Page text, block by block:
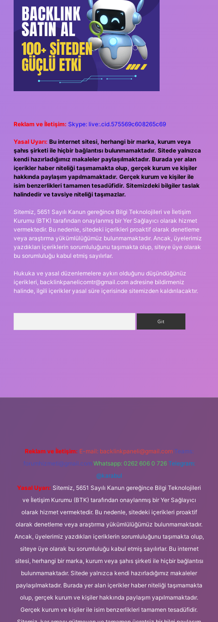
Reklam ve İletişim: Skype: live:.cid.575569c608265c69
Yasal Uyarı: Bu internet sitesi, herhangi bir marka, kurum veya
şahıs şirketi ile hiçbir bağlantısı bulunmamaktadır. Sitede yalnızca
kendi hazırladığımız makaleler paylaşılmaktadır. Burada yer alan
içerikler haber niteliği taşımamakta olup, gerçek kurum ve kişiler
hakkında paylaşım yapılmamaktadır. Gerçek kurum ve kişiler ile
isim benzerlikleri tamamen tesadüfidir. Sitemizdeki bilgiler taslak
halindedir ve tavsiye niteliği taşımazlar.
Sitemiz, 5651 Sayılı Kanun gereğince Bilgi Teknolojileri ve İletişim
Kurumu (BTK) tarafından onaylanmış bir Yer Sağlayıcı olarak hizmet
vermektedir. Bu nedenle, sitedeki içerikleri proaktif olarak denetleme
veya araştırma yükümlülüğümüz bulunmamaktadır. Ancak, üyelerimiz
yazdıkları içeriklerin sorumluluğunu taşımakta olup, siteye üye olarak
bu sorumluluğu kabul etmiş sayılırlar.
Hukuka ve yasal düzenlemelere aykırı olduğunu düşündüğünüz
içerikleri, backlinkpanelicomtr@gmail.com adresine bildirmeniz
halinde, ilgili içerikler yasal süre içerisinde sitemizden kaldırılacaktır.
Reklam ve İletişim: E-mail: backlinkpaneli@gmail.com Teams:
forumhizmeti@gmail.com Whatsapp: 0262 606 0 726 Telegram:
@karabul
Yasal Uyarı: Sitemiz, 5651 Sayılı Kanun gereğince Bilgi Teknolojileri
ve İletişim Kurumu (BTK) tarafından onaylanmış bir Yer Sağlayıcı
olarak hizmet vermektedir. Bu nedenle, sitedeki içerikleri proaktif
olarak denetleme veya araştırma yükümlülüğümüz bulunmamaktadır.
Ancak, üyelerimiz yazdıkları içeriklerin sorumluluğunu taşımakta olup,
siteye üye olarak bu sorumluluğu kabul etmiş sayılırlar. Bu internet
sitesi, herhangi bir marka, kurum veya şahıs şirketi ile hiçbir bağlantısı
bulunmamaktadır. Sitede yalnızca kendi hazırladığımız makaleler
paylaşılmaktadır. Burada yer alan içerikler haber niteliği taşımamakta
olup, gerçek kurum ve kişiler hakkında paylaşım yapılmamaktadır.
Gerçek kurum ve kişiler ile isim benzerlikleri tamamen tesadüfidir.